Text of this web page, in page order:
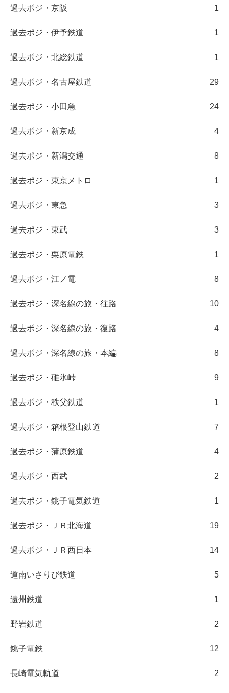
過去ポジ・京阪 1
過去ポジ・伊予鉄道 1
過去ポジ・北総鉄道 1
過去ポジ・名古屋鉄道 29
過去ポジ・小田急 24
過去ポジ・新京成 4
過去ポジ・新潟交通 8
過去ポジ・東京メトロ 1
過去ポジ・東急 3
過去ポジ・東武 3
過去ポジ・栗原電鉄 1
過去ポジ・江ノ電 8
過去ポジ・深名線の旅・往路 10
過去ポジ・深名線の旅・復路 4
過去ポジ・深名線の旅・本編 8
過去ポジ・碓氷峠 9
過去ポジ・秩父鉄道 1
過去ポジ・箱根登山鉄道 7
過去ポジ・蒲原鉄道 4
過去ポジ・西武 2
過去ポジ・銚子電気鉄道 1
過去ポジ・ＪＲ北海道 19
過去ポジ・ＪＲ西日本 14
道南いさりび鉄道 5
遠州鉄道 1
野岩鉄道 2
銚子電鉄 12
長崎電気軌道 2